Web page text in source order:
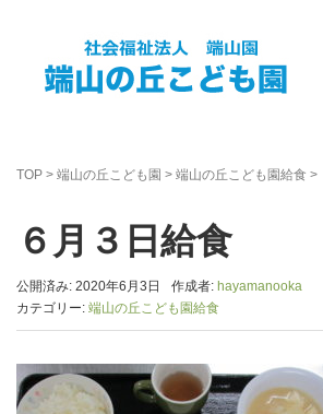
TOP > 端山の丘こども園 > 端山の丘こども園給食 >
６月３日給食
公開済み: 2020年6月3日 作成者: hayamanooka
カテゴリー: 端山の丘こども園給食